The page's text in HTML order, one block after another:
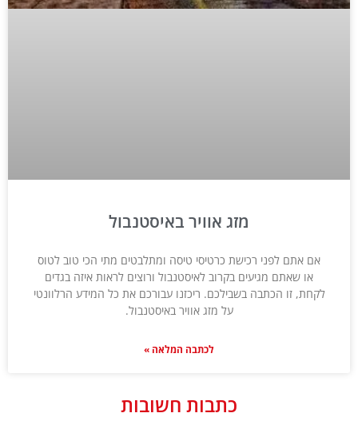
מזג אוויר באיסטנבול
אם אתם לפני רכישת כרטיסי טיסה ומתלבטים מתי הכי טוב לטוס
או שאתם מגיעים בקרוב לאיסטנבול ורוצים לראות איזה בגדים
לקחת, זו הכתבה בשבילכם. ריכזנו עבורכם את כל המידע הרלוונטי
על מזג אוויר באיסטנבול.
לכתבה המלאה »
כתבות חשובות